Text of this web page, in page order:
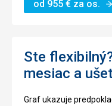
od 955 € za os.
Ste
mesiac a
Graf ukazuje